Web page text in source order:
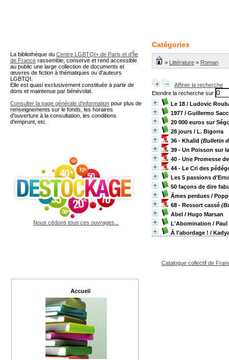
Catégories
> Littérature > Roman
Affiner la recherche
Etendre la recherche sur
Le 18 / Ludovic
1977 / Guillermo
20 000 euros sur
28 jours / L. Bigorra
36 - Khalid (Bulletin
39 - Un Poisson sur
40 - Une Promesse
44 - Le Cri des
Les 5 passions
50 façons de dire
Ȃmes perdues /
68 - Ressort cassé
Abel / Hugo Marsan
L'Abomination /
À l'abordage ! /
Catalogue collectif de
La bibliothèque du Centre LGBTQI+ de Paris et d'Île
de France rassemble, conserve et rend accessible
au public une large collection de documents et
œuvres de fiction à thématiques ou d'auteurs
LGBTQI.
Elle est quasi exclusivement constituée à partir de
dons et maintenue par bénévolat.
Consulter la page générale d'information pour plus de
renseignements sur le fonds, les horaires
d'ouverture à la consultation, les conditions
d'emprunt, etc.
Nous cédons tous ces ouvrages...
Accueil